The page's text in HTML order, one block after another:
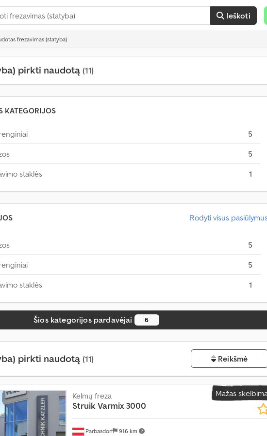
Ieškoti
frezavimas (statyba)
pirkti naudotą (11)
KATEGORIJOS
5
5
staklės 1
Rodyti visus
5
5
staklės 1
Šios kategorijos pardavėjai 6
pirkti naudotą (11) Reikšmė
Mažas
Parbasdorf 916 km
Kelmų freza
StruikVarmix 3000
P
a
r
d
m
a
s
d
g